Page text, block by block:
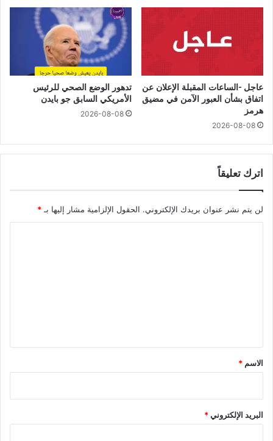
عاجل -الساعات المقبلة الإعلان عن
اتفاق بشأن العبور الآمن في مضيق
هرمز
2026-08-08
تدهور الوضع الصحي للرئيس
الأمريكي السابق جو بايدن
2026-08-08
اترك تعليقاً
لن يتم نشر عنوان بريدك الإلكتروني. الحقول الإلزامية مشار إليها بـ*
*
الاسم *
البريد الإلكتروني*